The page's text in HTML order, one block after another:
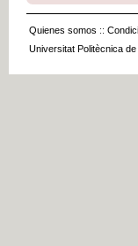
Quienes somos ::
Universitat Politècnica